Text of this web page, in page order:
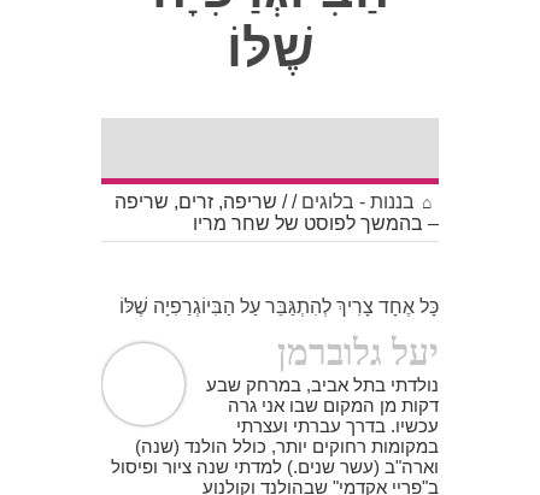
בננות - בלוגים /
/ שריפה, זרים, שריפה
– בהמשך לפוסט של שחר מריו
כָּל אֶחָד צָרִיךְ לְהִתְגַּבֵּר עַל הַבִּיוֹגְרַפִיָה שֶׁלּוֹ
יעל גלוברמן
נולדתי בתל אביב, במרחק שבע
דקות מן המקום שבו אני גרה
עכשיו. בדרך עברתי ועצרתי
במקומות רחוקים יותר, כולל הולנד (שנה)
וארה"ב (עשר שנים.) למדתי שנה ציור ופיסול
ב"פריי אקדמי" שבהולנד וקולנוע